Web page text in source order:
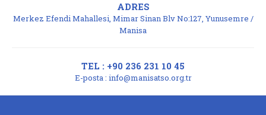
ADRES
Merkez Efendi Mahallesi, Mimar Sinan Blv No:127, Yunusemre /
Manisa
TEL : +90 236 231 10 45
E-posta : info@manisatso.org.tr